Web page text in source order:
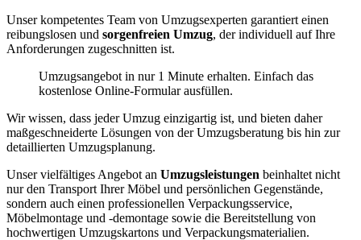
Unser kompetentes Team von Umzugsexperten garantiert einen
reibungslosen und sorgenfreien Umzug, der individuell auf Ihre
Anforderungen zugeschnitten ist.
Umzugsangebot in nur 1 Minute erhalten. Einfach das
kostenlose Online-Formular ausfüllen.
Wir wissen, dass jeder Umzug einzigartig ist, und bieten daher
maßgeschneiderte Lösungen von der Umzugsberatung bis hin zur
detaillierten Umzugsplanung.
Unser vielfältiges Angebot an Umzugsleistungen beinhaltet nicht
nur den Transport Ihrer Möbel und persönlichen Gegenstände,
sondern auch einen professionellen Verpackungsservice,
Möbelmontage und -demontage sowie die Bereitstellung von
hochwertigen Umzugskartons und Verpackungsmaterialien.